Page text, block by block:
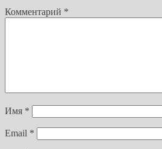
Комментарий *
Имя *
Email *